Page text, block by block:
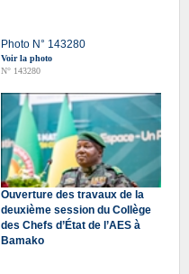
Photo N° 143280
Voir la photo
N° 143280
Ouverture des travaux de la
deuxième session du Collège
des Chefs d’État de l’AES à
Bamako